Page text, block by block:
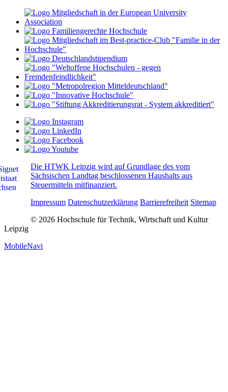
Die HTWK Leipzig wird auf Grundlage des vom
Sächsischen Landtag beschlossenen Haushalts aus
Steuermitteln mitfinanziert.
Impressum Datenschutzerklärung Barrierefreiheit Sitemap
© 2026 Hochschule für Technik, Wirtschaft und Kultur
Leipzig
MobileNavi